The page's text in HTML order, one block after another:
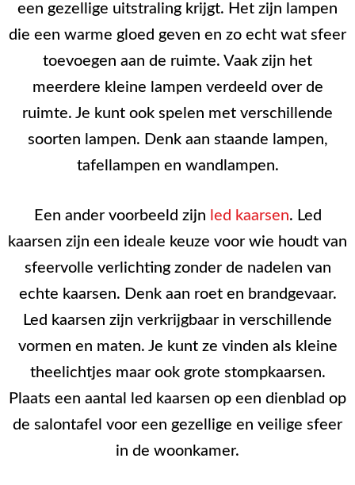
een gezellige uitstraling krijgt. Het zijn lampen
die een warme gloed geven en zo echt wat sfeer
toevoegen aan de ruimte. Vaak zijn het
meerdere kleine lampen verdeeld over de
ruimte. Je kunt ook spelen met verschillende
soorten lampen. Denk aan staande lampen,
tafellampen en wandlampen.
Een ander voorbeeld zijn led kaarsen. Led
kaarsen zijn een ideale keuze voor wie houdt van
sfeervolle verlichting zonder de nadelen van
echte kaarsen. Denk aan roet en brandgevaar.
Led kaarsen zijn verkrijgbaar in verschillende
vormen en maten. Je kunt ze vinden als kleine
theelichtjes maar ook grote stompkaarsen.
Plaats een aantal led kaarsen op een dienblad op
de salontafel voor een gezellige en veilige sfeer
in de woonkamer.